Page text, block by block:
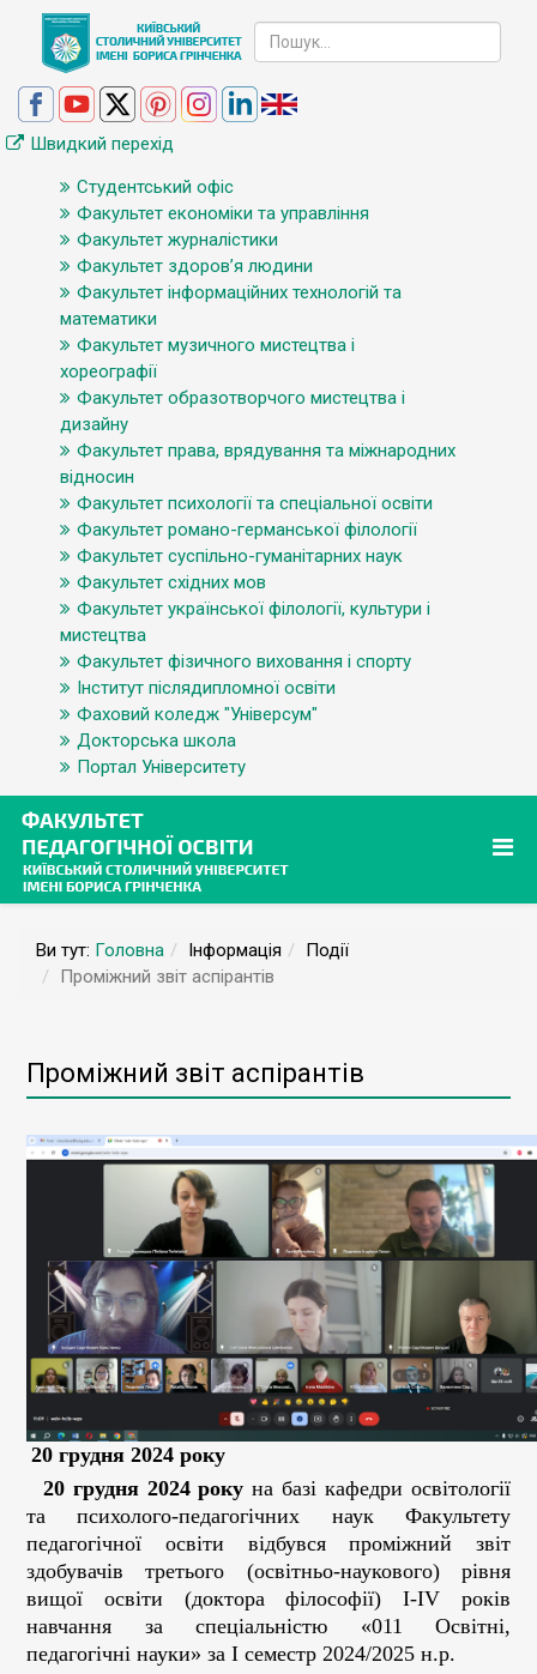
Швидкий перехід
Студентський офіс
Факультет економіки та управління
Факультет журналістики
Факультет здоров’я людини
Факультет інформаційних технологій та
математики
Факультет музичного мистецтва і
хореографії
Факультет образотворчого мистецтва і
дизайну
Факультет права, врядування та міжнародних
відносин
Факультет психології та спеціальної освіти
Факультет романо-германської філології
Факультет суспільно-гуманітарних наук
Факультет східних мов
Факультет української філології, культури і
мистецтва
Факультет фізичного виховання і спорту
Інститут післядипломної освіти
Фаховий коледж "Універсум"
Докторська школа
Портал Університету
Ви тут: Головна Інформація
Події
Проміжний звіт аспірантів
Проміжний звіт аспірантів
20 грудня 2024 року
20 грудня 2024 рокуна базі кафедри освітології
та психолого-педагогічних наук Факультету
педагогічної освіти відбувся проміжний звіт
здобувачів третього (освітньо-наукового) рівня
вищої освіти (доктора філософії) І-ІV років
навчання за спеціальністю «011 Освітні,
педагогічні науки» за І семестр 2024/2025 н.р.